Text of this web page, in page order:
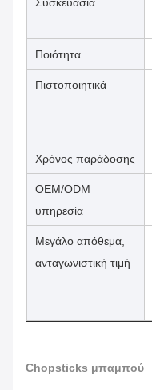
Ποιότητα
Πιστοποιητικά
Χρόνος παράδοσης
OEM/ODM
υπηρεσία
Μεγάλο απόθεμα,
ανταγωνιστική τιμή
Chopsticks μπαμπού